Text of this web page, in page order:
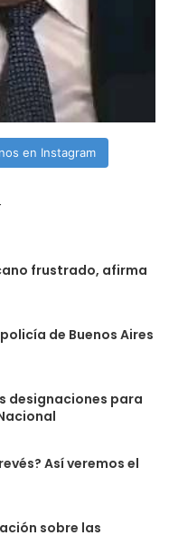
en Instagram
frustrado, afirma
de Buenos Aires
designaciones para
Así veremos el
sobre las